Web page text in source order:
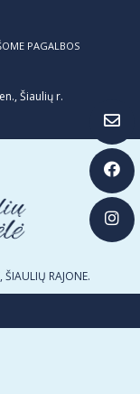
PAGALBOS
Šiaulių r.
RAJONE.